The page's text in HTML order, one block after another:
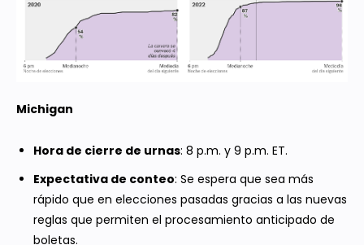
Michigan
Hora de cierre de urnas: 8 p.m. y 9 p.m. ET.
Expectativa de conteo: Se espera que sea más
rápido que en elecciones pasadas gracias a las nuevas
reglas que permiten el procesamiento anticipado de
boletas.